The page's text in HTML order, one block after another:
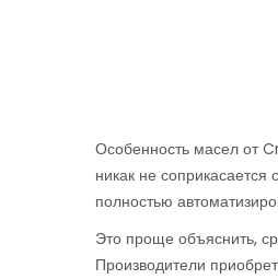
Особенность масел от
никак не
полностью
Это проще объяснить,
Производители